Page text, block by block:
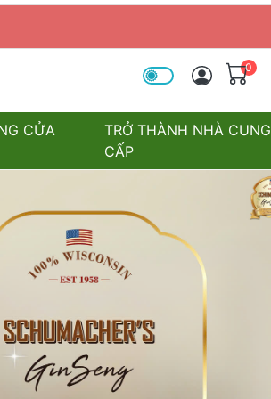
tìm kiếm
0
CỬA
TRỞ THÀNH NHÀ CUNG
CẤP